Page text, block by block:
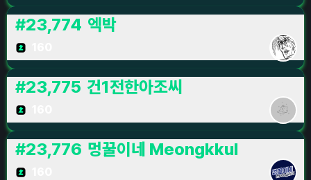
#23,774 엑박
#23,775 건1전한아조씨
#23,776 멍꿀이네 Meongkkul